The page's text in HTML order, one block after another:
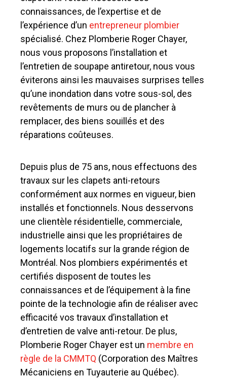
connaissances, de l’expertise et de
l’expérience d’un entrepreneur plombier
spécialisé. Chez Plomberie Roger Chayer,
nous vous proposons l’installation et
l’entretien de soupape antiretour, nous vous
éviterons ainsi les mauvaises surprises telles
qu’une inondation dans votre sous-sol, des
revêtements de murs ou de plancher à
remplacer, des biens souillés et des
réparations coûteuses.
Depuis plus de 75 ans, nous effectuons des
travaux sur les clapets anti-retours
conformément aux normes en vigueur, bien
installés et fonctionnels. Nous desservons
une clientèle résidentielle, commerciale,
industrielle ainsi que les propriétaires de
logements locatifs sur la grande région de
Montréal. Nos plombiers expérimentés et
certifiés disposent de toutes les
connaissances et de l’équipement à la fine
pointe de la technologie afin de réaliser avec
efficacité vos travaux d’installation et
d’entretien de valve anti-retour. De plus,
Plomberie Roger Chayer est un membre en
règle de la CMMTQ (Corporation des Maîtres
Mécaniciens en Tuyauterie au Québec).